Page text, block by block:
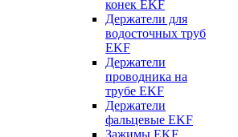
конек EKF
Держатели для
водосточных труб
EKF
Держатели
проводника на
трубе EKF
Держатели
фальцевые EKF
Зажимы EKF